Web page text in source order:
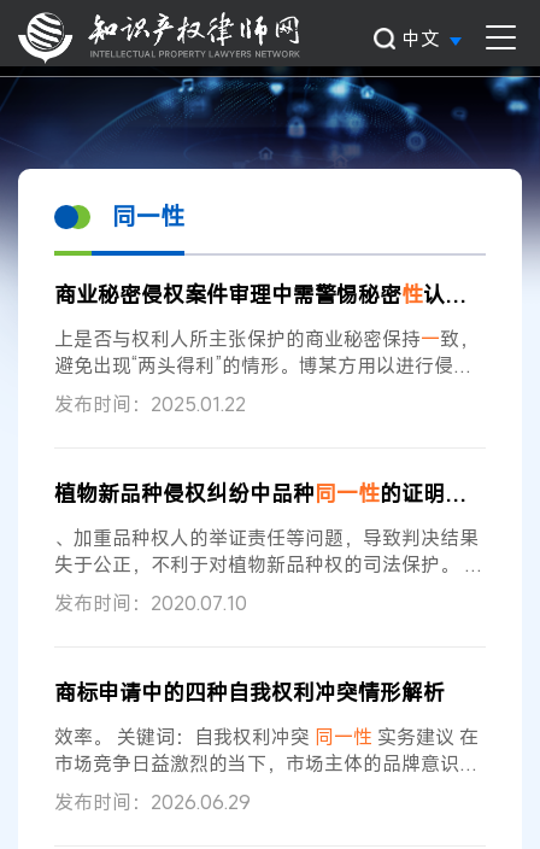
中文
同一性
商业秘密侵权案件审理中需警惕秘密性认定与侵权
上是否与权利人所主张保护的商业秘密保持一致，
避免出现“两头得利”的情形。博某方用以进行侵权
同一性比对的客户信息内容，与其在秘密
节作为信息集合所主张的客户信息内容明显不同。
主张，不予采信。 经过比对，高某方被诉侵权软件
系统数据库中仅有20家客户信息与博某方信息实质
性相同，仅占博某方441家客户信息的
发布时间：2025.01.22
植物新品种侵权纠纷中品种同一性的证明责任问题
、加重品种权人的举证责任等问题，导致判决结果
失于公正，不利于对植物新品种权的司法保护。 当
事人的举证难与证明责任认识的不明晰具有
关联性 ，因此探明相关的证明责任和审查规则是审
《最高人民法院关于审理侵犯植物新品种权纠纷案
件具体应用法律问题的若干规定》第二条规定的，
将被控侵权物的特征、特性与授权品种的特征、特
性进行
发布时间：2020.07.10
商标申请中的四种自我权利冲突情形解析
效率。 关键词：自我权利冲突 同一性 实务建议 在
市场竞争日益激烈的当下，市场主体的品牌意识显
著增强。商标作为品牌价值的核心载体，其注册申
请量呈现持续增长的态势。值得关注的是，部分申
发布时间：2026.06.29